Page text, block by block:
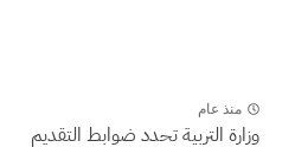
منذ عام
وزارة التربية تحدد ضوابط التقديم